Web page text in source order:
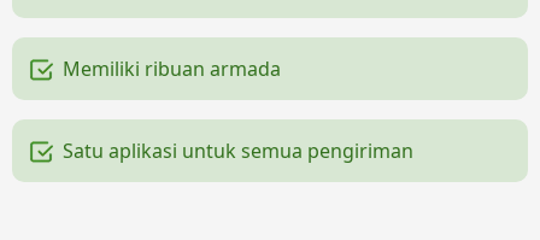
Memiliki ribuan armada
Satu aplikasi untuk semua pengiriman